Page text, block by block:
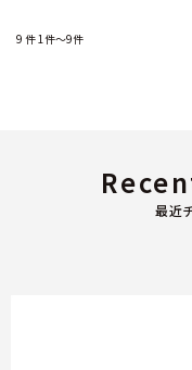
9 件1件～9件
最近